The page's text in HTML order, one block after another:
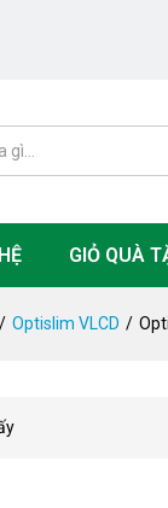
GIỎ QUÀ
/ Optislim VLCD /